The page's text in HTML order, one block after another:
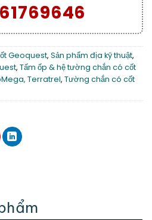
Geoquest, Sản phẩm địa kỹ thuật,
, Tấm ốp & hệ tường chắn có cốt
Terratrel, Tường chắn có cốt